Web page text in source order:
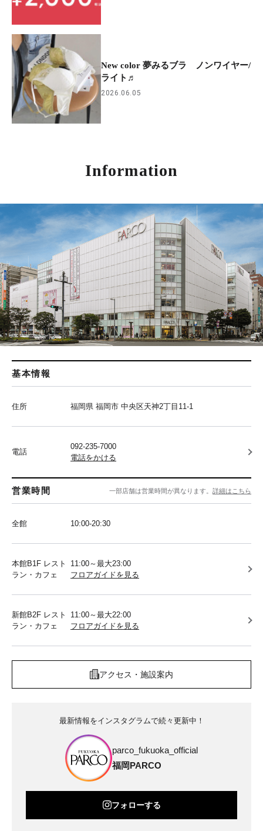
New color 夢みるブラ ノンワイヤー/
ライト♬
2026.06.05
Information
基本情報
住所 福岡県 福岡市 中央区天神2丁目11-1
電話
092-235-7000
電話をかける
営業時間 一部店舗は営業時間が異なります。 詳細はこちら
全館 10:00-20:30
本館B1F レスト
ラン・カフェ
11:00～最大23:00
フロアガイドを見る
新館B2F レスト
ラン・カフェ
11:00～最大22:00
フロアガイドを見る
アクセス・施設案内
最新情報をインスタグラムで続々更新中！
parco_fukuoka_official
福岡PARCO
フォローする